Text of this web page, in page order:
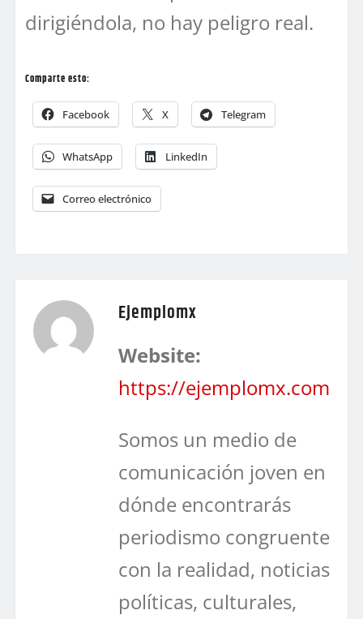
dirigiéndola, no hay peligro real.
Comparte esto:
Facebook X Telegram
WhatsApp LinkedIn
Correo electrónico
Ejemplomx
Website:
https://ejemplomx.com
Somos un medio de
comunicación joven en
dónde encontrarás
periodismo congruente
con la realidad, noticias
políticas, culturales,